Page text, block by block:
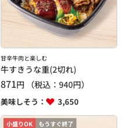
甘辛牛肉と楽しむ
牛すきうな重(2切れ)
871円 （税込：940円）
美味しそう： 3,650
小盛りOK もうすぐ終了